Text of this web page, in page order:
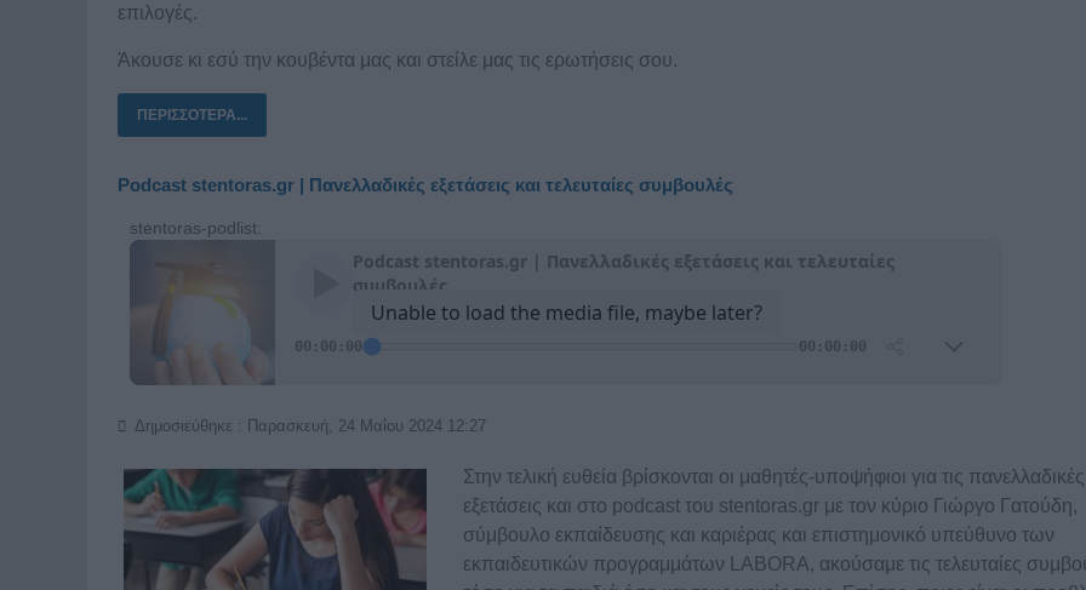
επιλογές.
Άκουσε κι εσύ την κουβέντα μας και στείλε μας τις ερωτήσεις σου.
ΠΕΡΙΣΣΌΤΕΡΑ...
Podcast stentoras.gr | Πανελλαδικές εξετάσεις και τελευταίες συμβουλές
stentoras-podlist:
Δημοσιεύθηκε : Παρασκευή, 24 Μαΐου 2024 12:27
Στην τελική ευθεία βρίσκονται οι μαθητές-υποψήφιοι για τις πανελλαδικές
εξετάσεις και στο podcast του stentoras.gr με τον κύριο Γιώργο Γατούδη,
σύμβουλο εκπαίδευσης και καριέρας και επιστημονικό υπεύθυνο των
εκπαιδευτικών προγραμμάτων LABORA, ακούσαμε τις τελευταίες